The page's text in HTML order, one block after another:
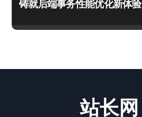
铸就后端事务性能优化新体验
站长网